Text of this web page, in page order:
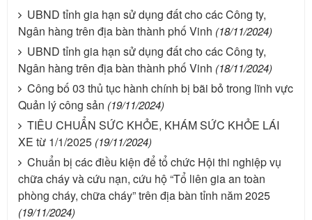
UBND tỉnh gia hạn sử dụng đất cho các Công ty,
Ngân hàng trên địa bàn thành phố Vinh (18/11/2024)
UBND tỉnh gia hạn sử dụng đất cho các Công ty,
Ngân hàng trên địa bàn thành phố Vinh (18/11/2024)
Công bố 03 thủ tục hành chính bị bãi bỏ trong lĩnh vực
Quản lý công sản (19/11/2024)
TIÊU CHUẨN SỨC KHỎE, KHÁM SỨC KHỎE LÁI
XE từ 1/1/2025 (19/11/2024)
Chuẩn bị các điều kiện để tổ chức Hội thi nghiệp vụ
chữa cháy và cứu nạn, cứu hộ “Tổ liên gia an toàn
phòng cháy, chữa cháy” trên địa bàn tỉnh năm 2025
(19/11/2024)